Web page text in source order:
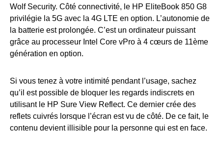
Wolf Security. Côté connectivité, le HP EliteBook 850 G8
privilégie la 5G avec la 4G LTE en option. L’autonomie de
la batterie est prolongée. C’est un ordinateur puissant
grâce au processeur Intel Core vPro à 4 cœurs de 11ème
génération en option.
Si vous tenez à votre intimité pendant l’usage, sachez
qu’il est possible de bloquer les regards indiscrets en
utilisant le HP Sure View Reflect. Ce dernier crée des
reflets cuivrés lorsque l’écran est vu de côté. De ce fait, le
contenu devient illisible pour la personne qui est en face.